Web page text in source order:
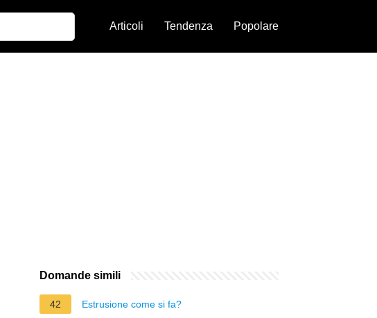
Articoli Tendenza Popolare
Domande simili
42 Estrusione come si fa?